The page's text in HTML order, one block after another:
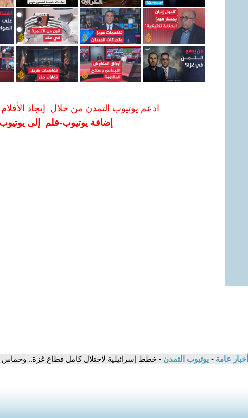
ادعم يوتيوب التمدن من خلال إيجاد الأفلام
إضافة يوتيوب-فلم إلى
أخبار عامة - يوتيوب التمدن - خطط إسرائيلية لاحتلال كامل قطاع غزة.. وحماس